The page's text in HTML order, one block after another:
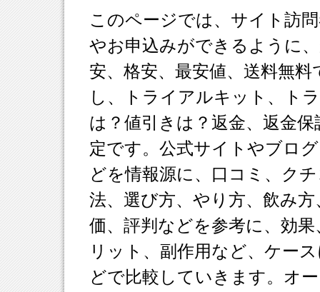
このページでは、サイト訪
やお申込みができるように
安、格安、最安値、送料無
し、トライアルキット、ト
は？値引きは？返金、返金
定です。公式サイトやブロ
どを情報源に、口コミ、ク
法、選び方、やり方、飲み
価、評判などを参考に、効
リット、副作用など、ケー
どで比較していきます。オ